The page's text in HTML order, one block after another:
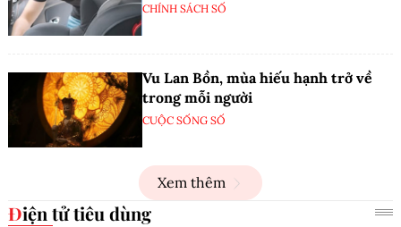
CHÍNH SÁCH SỐ
Vu Lan Bồn, mùa hiếu hạnh trở về
trong mỗi người
CUỘC SỐNG SỐ
Xem thêm
Điện tử tiêu dùng